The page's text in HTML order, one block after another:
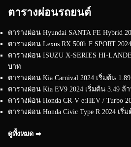
ตารางผ่อนรถยนต์
ตารางผ่อน Hyundai SANTA FE Hybrid
ตารางผ่อน Lexus RX 500h F SPORT
ตารางผ่อน ISUZU X-SERIES HI-
บาท
ตารางผ่อน Kia Carnival 2024 เริ่มต้น
ตารางผ่อน Kia EV9 2024 เริ่มต้น 3.49 ล้
ตารางผ่อน Honda CR-V e:HEV / Turbo
ตารางผ่อน Honda Civic Type R 2024 เริ่
ดูทั้งหมด ➟